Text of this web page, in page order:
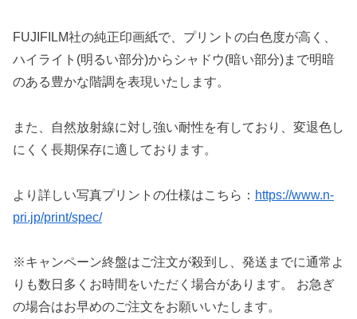
FUJIFILM社の純正印画紙で、プリントの白色度が高く、
ハイライト(明るい部分)からシャドウ(暗い部分)まで明暗
のある豊かな階調を表現いたします。
また、自然放射線に対し強い耐性を有しており、変退色し
にくく長期保存に適しております。
より詳しい写真プリントの仕様はこちら： https://www.n-
pri.jp/print/spec/
※キャンペーン終盤はご注文が殺到し、発送までに通常よ
りも数日多くお時間をいただく場合があります。 お急ぎ
の場合はお早めのご注文をお願いいたします。